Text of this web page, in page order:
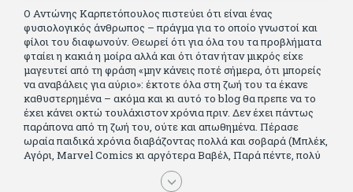
Ο Αντώνης Καρπετόπουλος πιστεύει ότι είναι ένας
φυσιολογικός άνθρωπος – πράγμα για το οποίο γνωστοί και
φίλοι του διαφωνούν. Θεωρεί ότι για όλα του τα προβλήματα
φταίει η κακιά η μοίρα αλλά και ότι όταν ήταν μικρός είχε
μαγευτεί από τη φράση «μην κάνεις ποτέ σήμερα, ότι μπορείς
να αναβάλεις για αύριο»: έκτοτε όλα στη ζωή του τα έκανε
καθυστερημένα – ακόμα και κι αυτό το blog θα πρεπε να το
έχει κάνει οκτώ τουλάχιστον χρόνια πριν. Δεν έχει πάντως
παράπονα από τη ζωή του, ούτε και απωθημένα. Πέρασε
ωραία παιδικά χρόνια διαβάζοντας πολλά και σοβαρά (Μπλέκ,
Αγόρι, Μarvel Comics κι αργότερα Βαβέλ, Παρά πέντε, πολύ
Αλέξανδρο Δουμά και αρκετό Ιούλιο Βέρν πριν τον κερδίσουν
τα αστυνομικά), απέκτησε τους σωστούς φίλους κυρίως γιατί